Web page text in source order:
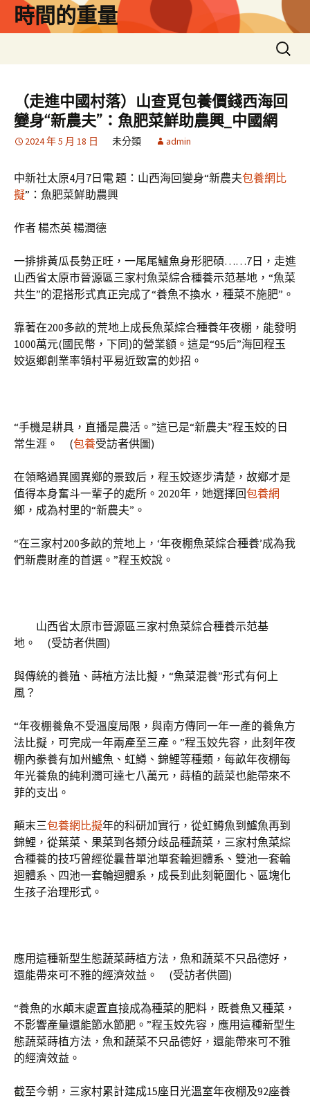
時間的重量
搜
尋
鍵
字:
（走進中國村落）山查覓包養價錢西海回
變身“新農夫”：魚肥菜鮮助農興_中國網
2024 年 5 月 18 日 未分類 admin
中新社太原4月7日電 題：山西海回變身“新農夫包養網比
擬”：魚肥菜鮮助農興
作者 楊杰英 楊潤德
一排排黃瓜長勢正旺，一尾尾鱸魚身形肥碩……7日，走進
山西省太原市晉源區三家村魚菜綜合種養示范基地，“魚菜
共生”的混搭形式真正完成了“養魚不換水，種菜不施肥”。
靠著在200多畝的荒地上成長魚菜綜合種養年夜棚，能發明
1000萬元(國民幣，下同)的營業額。這是“95后”海回程玉
姣返鄉創業率領村平易近致富的妙招。
“手機是耕具，直播是農活。”這已是“新農夫”程玉姣的日
常生涯。 (包養受訪者供圖)
在領略過異國異鄉的景致后，程玉姣逐步清楚，故鄉才是
值得本身奮斗一輩子的處所。2020年，她選擇回包養網
鄉，成為村里的“新農夫”。
“在三家村200多畝的荒地上，‘年夜棚魚菜綜合種養’成為我
們新農財產的首選。”程玉姣說。
山西省太原市晉源區三家村魚菜綜合種養示范基
地。 (受訪者供圖)
與傳統的養殖、蒔植方法比擬，“魚菜混養”形式有何上
風？
“年夜棚養魚不受溫度局限，與南方傳同一年一產的養魚方
法比擬，可完成一年兩產至三產。”程玉姣先容，此刻年夜
棚內豢養有加州鱸魚、虹鱒、錦鯉等種類，每畝年夜棚每
年光養魚的純利潤可達七八萬元，蒔植的蔬菜也能帶來不
菲的支出。
顛末三包養網比擬年的科研加實行，從虹鱒魚到鱸魚再到
錦鯉，從葉菜、果菜到各類分歧品種蔬菜，三家村魚菜綜
合種養的技巧曾經從曩昔單池單套輪迴體系、雙池一套輪
迴體系、四池一套輪迴體系，成長到此刻範圍化、區塊化
生孩子治理形式。
應用這種新型生態蔬菜蒔植方法，魚和蔬菜不只品德好，
還能帶來可不雅的經濟效益。 (受訪者供圖)
“養魚的水顛末處置直接成為種菜的肥料，既養魚又種菜，
不影響產量還能節水節肥。”程玉姣先容，應用這種新型生
態蔬菜蒔植方法，魚和蔬菜不只品德好，還能帶來可不雅
的經濟效益。
截至今朝，三家村累計建成15座日光溫室年夜棚及92座養